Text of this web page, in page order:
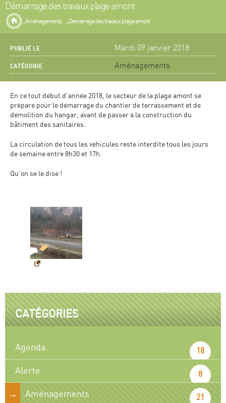
Démarrage des travaux plage amont
Aménagements Démarrage des travaux plage amont
PUBLIÉ LE Mardi 09 janvier 2018
CATÉGORIE Aménagements
En ce tout début d’année 2018, le secteur de la plage amont se
prépare pour le démarrage du chantier de terrassement et de
démolition du hangar, avant de passer à la construction du
bâtiment des sanitaires.
La circulation de tous les véhicules reste interdite tous les jours
de semaine entre 8h30 et 17h.
Qu’on se le dise !
CATÉGORIES
Agenda 18
Alerte 8
Aménagements 21